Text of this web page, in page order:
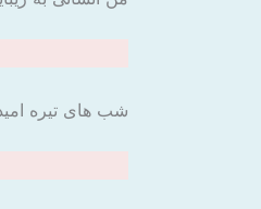
شب های تیره